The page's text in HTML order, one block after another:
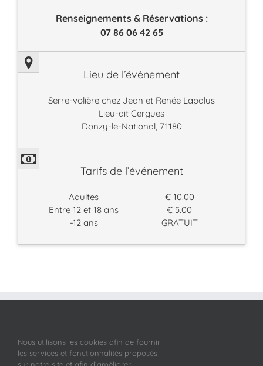
Renseignements & Réservations :
07 86 06 42 65
Lieu de l’événement
Serre-volière chez Jean et Renée Lapalus
Lieu-dit Cergues
Donzy-le-National, 71180
Tarifs de l’événement
Adultes
€ 10.00
Entre 12 et 18 ans
€ 5.00
-12 ans
GRATUIT
Nous utilisons les cookies afin de fournir
les services et fonctionnalités proposés